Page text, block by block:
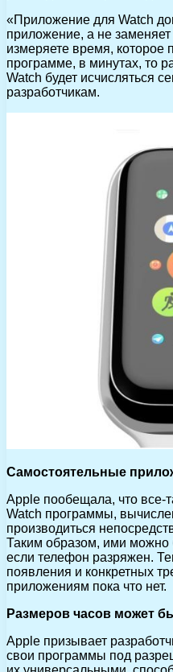
«Приложение для Watch
приложение, а не
измеряете время, которое
программе, в минутах, то
Watch будет исчисляться
разработчикам.
Самостоятельные
Apple пообещала, что все-
Watch программы,
производиться
Таким образом, ими можно
если телефон разряжен.
появления и конкретных
приложениям пока что нет.
Размеров часов может
Apple призывает
свои программы под